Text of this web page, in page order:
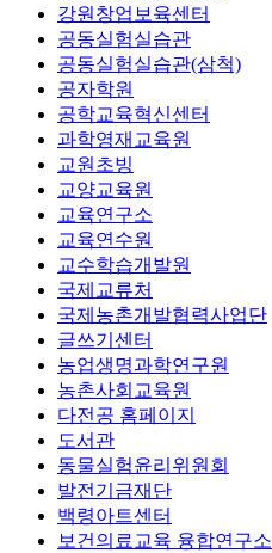
강원창업보육센터
공동실험실습관
공동실험실습관(삼척)
공자학원
공학교육혁신센터
과학영재교육원
교원초빙
교양교육원
교육연구소
교육연수원
교수학습개발원
국제교류처
국제농촌개발협력사업단
글쓰기센터
농업생명과학연구원
농촌사회교육원
다전공 홈페이지
도서관
동물실험윤리위원회
발전기금재단
백령아트센터
보건의료교육 융합연구소